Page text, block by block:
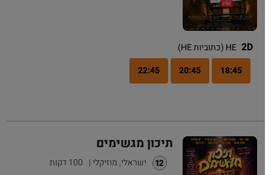
2D HE (כתוביות HE)
18:45
20:45
22:45
תיכון מגשימים
ישראלי, מוזיקלי| 100 דקות